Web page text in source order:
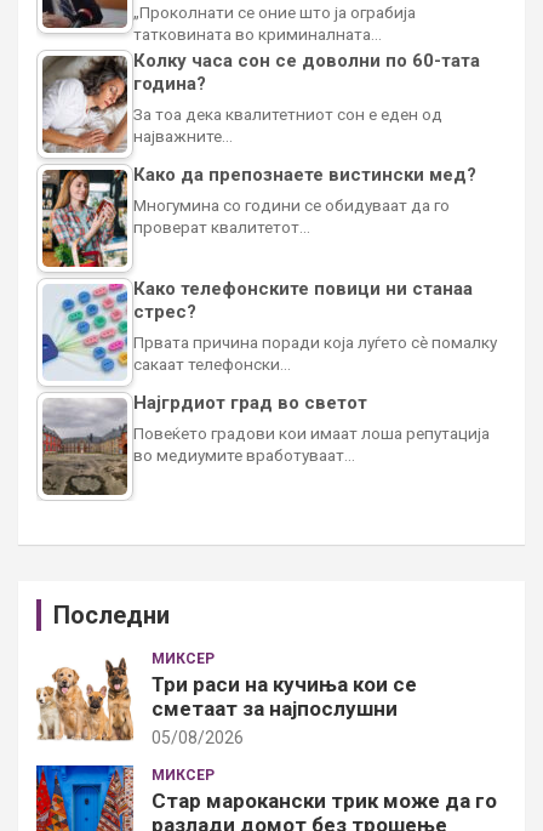
„Проколнати се оние што ја ограбија
татковината во криминалната…
Колку часа сон се доволни по 60-тата
година?
За тоа дека квалитетниот сон е еден од
најважните…
Како да препознаете вистински мед?
Многумина со години се обидуваат да го
проверат квалитетот…
Како телефонските повици ни станаа
стрес?
Првата причина поради која луѓето сè помалку
сакаат телефонски…
Најгрдиот град во светот
Повеќето градови кои имаат лоша репутација
во медиумите вработуваат…
Последни
МИКСЕР
Три раси на кучиња кои се
сметаат за најпослушни
05/08/2026
МИКСЕР
Стар марокански трик може да го
разлади домот без трошење